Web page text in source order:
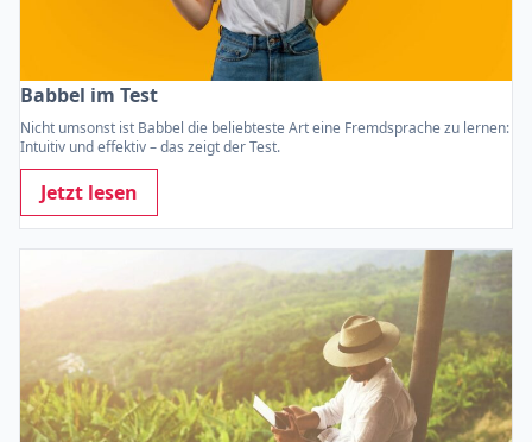
Babbel im Test
Nicht umsonst ist Babbel die beliebteste Art eine Fremdsprache zu lernen:
Intuitiv und effektiv – das zeigt der Test.
Jetzt lesen